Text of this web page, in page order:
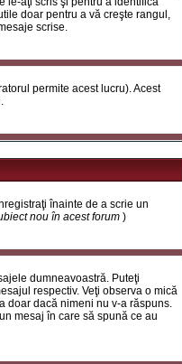
doar pentru a vă creşte rangul,
scrise.
permite acest lucru). Acest
înainte de a scrie un
nou în acest forum )
dumneavoastră. Puteţi
respectiv. Veţi observa o mică
doar dacă nimeni nu v-a răspuns.
mesaj în care să spună ce au